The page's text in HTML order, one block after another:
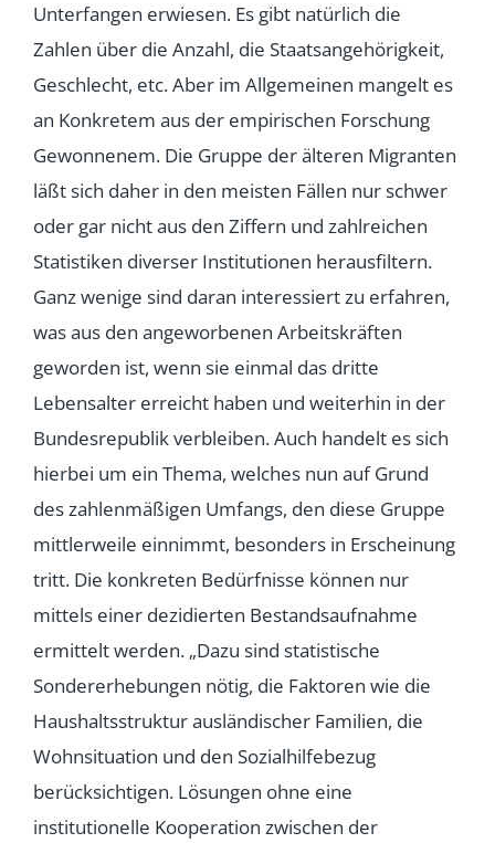
Unterfangen erwiesen. Es gibt natürlich die
Zahlen über die Anzahl, die Staatsangehörigkeit,
Geschlecht, etc. Aber im Allgemeinen mangelt es
an Konkretem aus der empirischen Forschung
Gewonnenem. Die Gruppe der älteren Migranten
läßt sich daher in den meisten Fällen nur schwer
oder gar nicht aus den Ziffern und zahlreichen
Statistiken diverser Institutionen herausfiltern.
Ganz wenige sind daran interessiert zu erfahren,
was aus den angeworbenen Arbeitskräften
geworden ist, wenn sie einmal das dritte
Lebensalter erreicht haben und weiterhin in der
Bundesrepublik verbleiben. Auch handelt es sich
hierbei um ein Thema, welches nun auf Grund
des zahlenmäßigen Umfangs, den diese Gruppe
mittlerweile einnimmt, besonders in Erscheinung
tritt. Die konkreten Bedürfnisse können nur
mittels einer dezidierten Bestandsaufnahme
ermittelt werden. „Dazu sind statistische
Sondererhebungen nötig, die Faktoren wie die
Haushaltsstruktur ausländischer Familien, die
Wohnsituation und den Sozialhilfebezug
berücksichtigen. Lösungen ohne eine
institutionelle Kooperation zwischen der